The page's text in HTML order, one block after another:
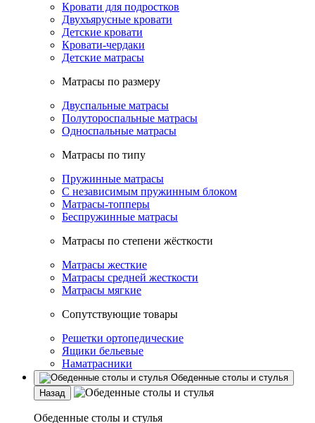
Кровати для подростков
Двухъярусные кровати
Детские кровати
Кровати-чердаки
Детские матрасы
Матрасы по размеру
Двуспальные матрасы
Полутороспальные матрасы
Односпальные матрасы
Матрасы по типу
Пружинные матрасы
С независимым пружинным блоком
Матрасы-топперы
Беспружинные матрасы
Матрасы по степени жёсткости
Матрасы жесткие
Матрасы средней жесткости
Матрасы мягкие
Сопутствующие товары
Решетки ортопедические
Ящики бельевые
Наматрасники
Обеденные столы и стулья
Назад
Обеденные столы и стулья